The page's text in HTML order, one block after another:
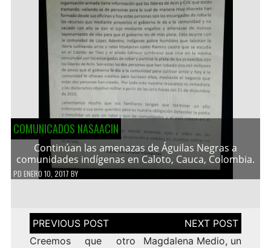
COMUNICADOS NASAACIN
Continúan las amenazas de Águilas Negras a
comunidades indígenas en Caloto, Cauca, Colombia.
PD ENERO 10, 2017 BY
Navegación
de
entradas
Creemos que otro
Magdalena Medio, un